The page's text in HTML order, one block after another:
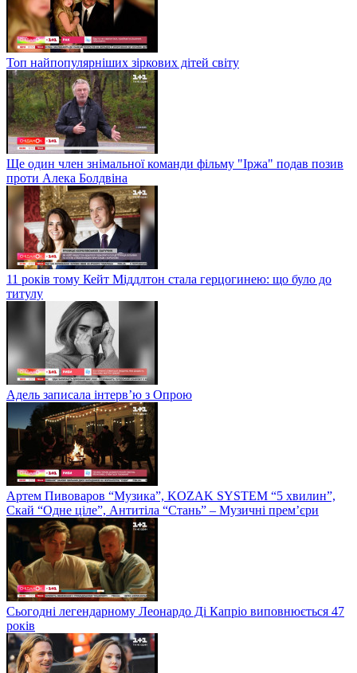
Топ найпопулярніших зіркових дітей світу
Ще один член знімальної команди фільму "Іржа" подав позив
проти Алека Болдвіна
11 років тому Кейт Міддлтон стала герцогинею: що було до
титулу
Адель записала інтерв’ю з Опрою
Артем Пивоваров “Музика”, KOZAK SYSTEM “5 хвилин”,
Скай “Одне ціле”, Антитіла “Стань” – Музичні прем’єри
Сьогодні легендарному Леонардо Ді Капріо виповнюється 47
років